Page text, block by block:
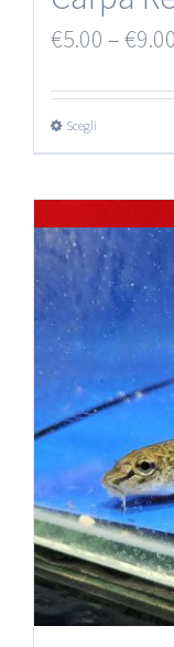
€5.00 –€9.00
Scegli